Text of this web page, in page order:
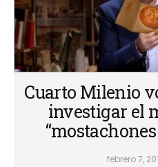
Cuarto Milenio
investigar el
febrero 7,